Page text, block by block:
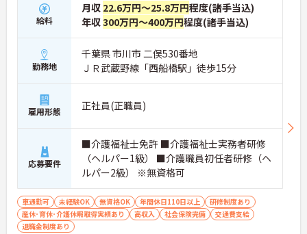
給料
月収 22.6万円～25.8万円程度(諸手当込)
年収300万円～400万円程度(諸手当込)
勤務地
千葉県 市川市 二俣530番地
ＪＲ武蔵野線「西船橋駅」徒歩15分
雇用形態 正社員(正職員)
応募要件
■介護福祉士免許 ■介護福祉士実務者研修
（ヘルパー1級） ■介護職員初任者研修（ヘ
ルパー2級） ※無資格可
車通勤可 未経験OK 無資格OK 年間休日110日以上
研修制度あり
産休･育休･介護休暇取得実績あり
高収入 社会保険完備
交通費支給
退職金制度あり